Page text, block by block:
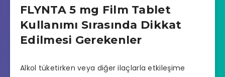
FLYNTA 5 mg Film Tablet
Kullanımı Sırasında Dikkat
Edilmesi Gerekenler
Alkol tüketirken veya diğer ilaçlarla etkileşime